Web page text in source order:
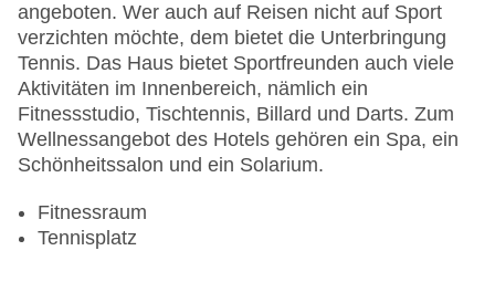
angeboten. Wer auch auf Reisen nicht auf Sport
verzichten möchte, dem bietet die Unterbringung
Tennis. Das Haus bietet Sportfreunden auch viele
Aktivitäten im Innenbereich, nämlich ein
Fitnessstudio, Tischtennis, Billard und Darts. Zum
Wellnessangebot des Hotels gehören ein Spa, ein
Schönheitssalon und ein Solarium.
Fitnessraum
Tennisplatz